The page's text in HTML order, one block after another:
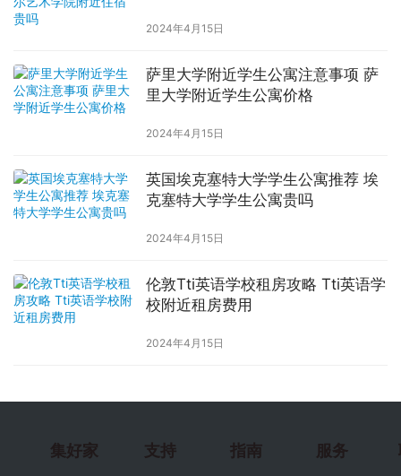
2024年4月15日
萨里大学附近学生公寓注意事项 萨
里大学附近学生公寓价格
2024年4月15日
英国埃克塞特大学学生公寓推荐 埃
克塞特大学学生公寓贵吗
2024年4月15日
伦敦Tti英语学校租房攻略 Tti英语学
校附近租房费用
2024年4月15日
集好家 支持 指南 服务